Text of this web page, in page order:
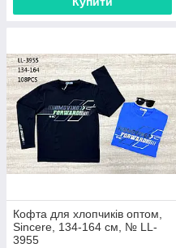
Кофта для хлопчиків оптом,
Sincere, 134-164 см, № LL-
3955